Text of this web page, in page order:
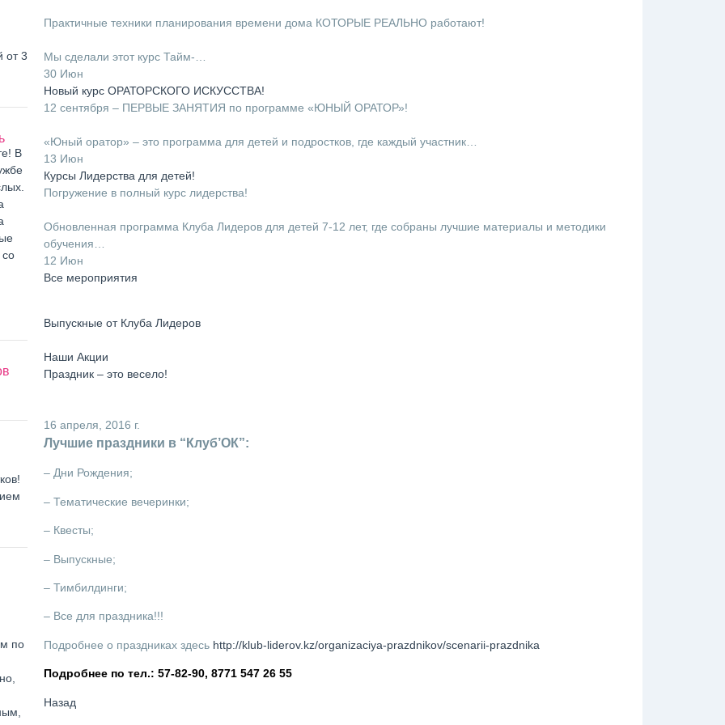
от 3
В
со
по
Практичные техники планирования времени дома КОТОРЫЕ РЕАЛЬНО работают!
Мы сделали этот курс Тайм-…
30 Июн
Новый курс ОРАТОРСКОГО ИСКУССТВА!
12 сентября – ПЕРВЫЕ ЗАНЯТИЯ по программе «ЮНЫЙ ОРАТОР»!
«Юный оратор» – это программа для детей и подростков, где каждый участник…
13 Июн
Курсы Лидерства для детей!
Погружение в полный курс лидерства!
Обновленная программа Клуба Лидеров для детей 7-12 лет, где собраны лучшие материалы и методики
обучения…
12 Июн
Все мероприятия
Выпускные от Клуба Лидеров
Наши Акции
Праздник – это весело!
16 апреля, 2016 г.
Лучшие праздники в “Клуб’ОК”:
– Дни Рождения;
– Тематические вечеринки;
– Квесты;
– Выпускные;
– Тимбилдинги;
– Все для праздника!!!
Подробнее о праздниках здесь http://klub-liderov.kz/organizaciya-prazdnikov/scenarii-prazdnika
Подробнее по тел.: 57-82-90, 8771 547 26 55
Назад